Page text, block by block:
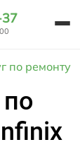
по ремонту